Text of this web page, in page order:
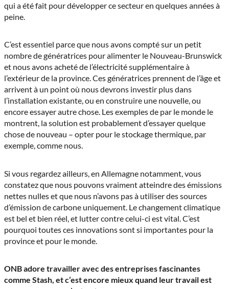
qui a été fait pour développer ce secteur en quelques années à
peine.
C’est essentiel parce que nous avons compté sur un petit
nombre de génératrices pour alimenter le Nouveau-Brunswick
et nous avons acheté de l’électricité supplémentaire à
l’extérieur de la province. Ces génératrices prennent de l’âge et
arrivent à un point où nous devrons investir plus dans
l’installation existante, ou en construire une nouvelle, ou
encore essayer autre chose. Les exemples de par le monde le
montrent, la solution est probablement d’essayer quelque
chose de nouveau – opter pour le stockage thermique, par
exemple, comme nous.
Si vous regardez ailleurs, en Allemagne notamment, vous
constatez que nous pouvons vraiment atteindre des émissions
nettes nulles et que nous n’avons pas à utiliser des sources
d’émission de carbone uniquement. Le changement climatique
est bel et bien réel, et lutter contre celui-ci est vital. C’est
pourquoi toutes ces innovations sont si importantes pour la
province et pour le monde.
ONB adore travailler avec des entreprises fascinantes
comme Stash, et c’est encore mieux quand leur travail est